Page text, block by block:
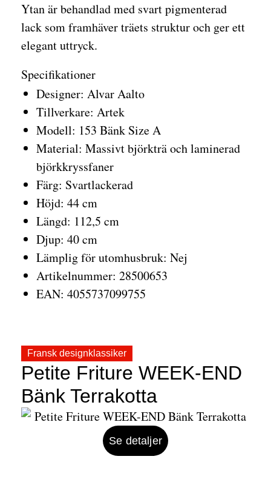
Ytan är behandlad med svart pigmenterad
lack som framhäver träets struktur och ger ett
elegant uttryck.
Specifikationer
Designer: Alvar Aalto
Tillverkare: Artek
Modell: 153 Bänk Size A
Material: Massivt björkträ och laminerad
björkkryssfaner
Färg: Svartlackerad
Höjd: 44 cm
Längd: 112,5 cm
Djup: 40 cm
Lämplig för utomhusbruk: Nej
Artikelnummer: 28500653
EAN: 4055737099755
Fransk designklassiker
Petite Friture WEEK-END
Bänk Terrakotta
Se detaljer